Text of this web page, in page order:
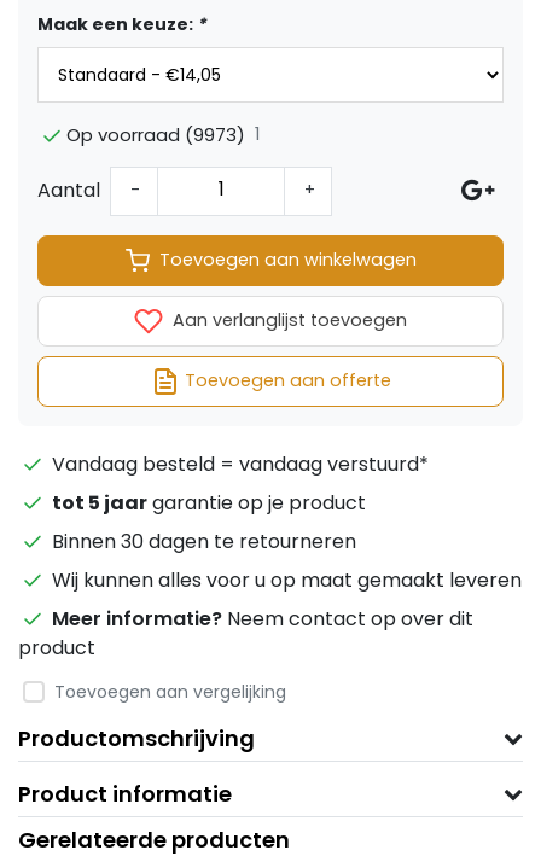
Maak een keuze: *
Op voorraad (9973) 1
Aantal - +
Toevoegen aan winkelwagen
Aan verlanglijst toevoegen
Toevoegen aan offerte
Vandaag besteld = vandaag verstuurd*
tot 5 jaargarantie op je product
Binnen 30 dagen te retourneren
Wij kunnen alles voor u op maat gemaakt leveren
Meer informatie? Neem contact op over dit
product
Toevoegen aan vergelijking
Productomschrijving
Product informatie
Gerelateerde producten